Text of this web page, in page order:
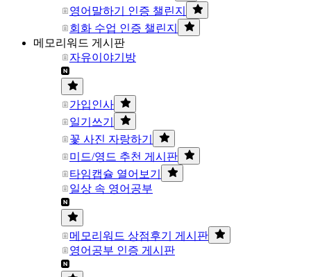
영어말하기 인증 챌린지
회화 수업 인증 챌린지
메모리워드 게시판
자유이야기방
가입인사
일기쓰기
꽃 사진 자랑하기
미드/영드 추천 게시판
타임캡슐 열어보기
일상 속 영어공부
메모리워드 상점후기 게시판
영어공부 인증 게시판